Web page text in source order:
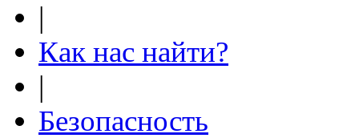
|
Как нас найти?
|
Безопасность